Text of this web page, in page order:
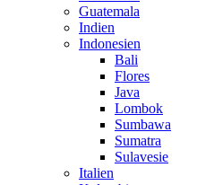
Guatemala
Indien
Indonesien
Bali
Flores
Java
Lombok
Sumbawa
Sumatra
Sulavesie
Italien